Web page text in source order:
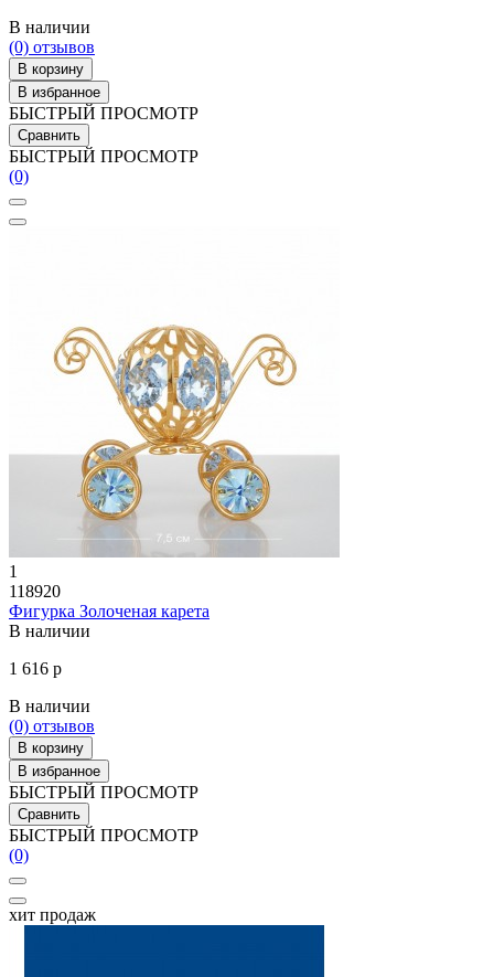
В наличии
(0) отзывов
В корзину
В избранное
БЫСТРЫЙ ПРОСМОТР
Сравнить
БЫСТРЫЙ ПРОСМОТР
(0)
1
118920
Фигурка Золоченая карета
В наличии
1 616 р
В наличии
(0) отзывов
В корзину
В избранное
БЫСТРЫЙ ПРОСМОТР
Сравнить
БЫСТРЫЙ ПРОСМОТР
(0)
хит продаж